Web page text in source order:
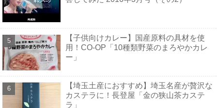
【子供向けカレー】国産原料の具材を使
用！CO-OP「10種類野菜のまろやかカレ
ー」
【埼玉土産におすすめ】埼玉名産が贅沢な
カステラに！長登屋「金の狭山茶カステ
ラ」